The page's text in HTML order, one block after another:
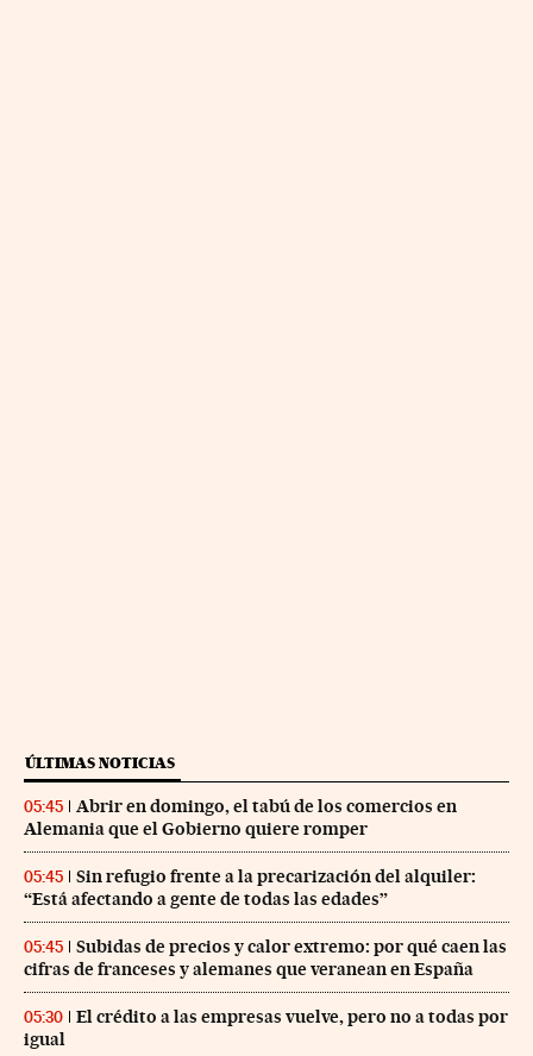
ÚLTIMAS NOTICIAS
05:45
Abrir en domingo, el tabú de los comercios en
Alemania que el Gobierno quiere romper
05:45
Sin refugio frente a la precarización del alquiler:
“Está afectando a gente de todas las edades”
05:45
Subidas de precios y calor extremo: por qué caen las
cifras de franceses y alemanes que veranean en España
05:30
El crédito a las empresas vuelve, pero no a todas por
igual